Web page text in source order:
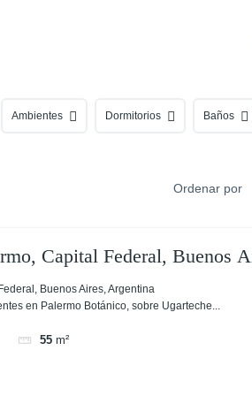
Ambientes Dormitorios Baños
Ordenar por
Capital Federal, Buenos
Buenos Aires, Argentina
en Palermo Botánico, sobre Ugarteche...
55 m²